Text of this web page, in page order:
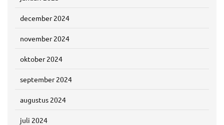
december 2024
november 2024
oktober 2024
september 2024
augustus 2024
juli 2024